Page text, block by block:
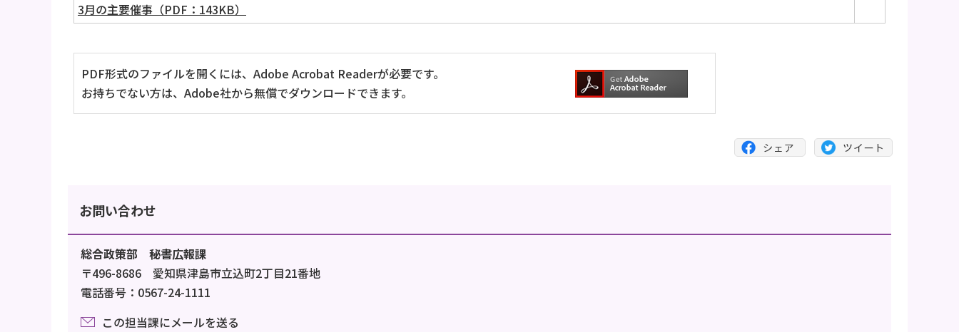
3月の主要催事（PDF：143KB）
PDF形式のファイルを開くには、Adobe Acrobat Readerが必要です。
お持ちでない方は、Adobe社から無償でダウンロードできます。
お問い合わせ
総合政策部 秘書広報課
〒496-8686 愛知県津島市立込町2丁目21番地
電話番号：0567-24-1111
この担当課にメールを送る